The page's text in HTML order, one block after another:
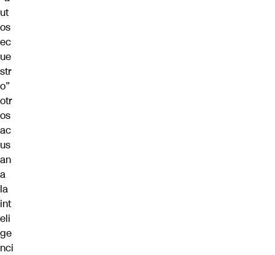
ut
os
ec
ue
str
o”
otr
os
ac
us
an
a
la
int
eli
ge
nci